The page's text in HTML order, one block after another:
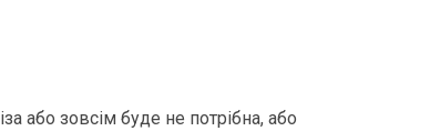
або зовсім буде не потрібна, або